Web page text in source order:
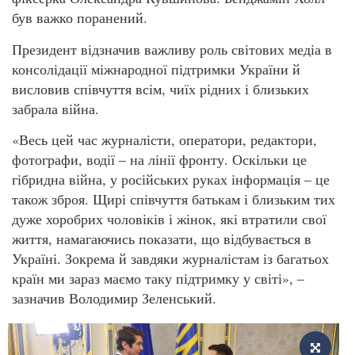
був важко поранений.
Президент відзначив важливу роль світових медіа в
консолідації міжнародної підтримки України й
висловив співчуття всім, чиїх рідних і близьких
забрала війна.
«Весь цей час журналісти, оператори, редактори,
фотографи, водії – на лінії фронту. Оскільки це
гібридна війна, у російських руках інформація – це
також зброя. Щирі співчуття батькам і близьким тих
дуже хоробрих чоловіків і жінок, які втратили свої
життя, намагаючись показати, що відбувається в
Україні. Зокрема й завдяки журналістам із багатьох
країн ми зараз маємо таку підтримку у світі», –
зазначив Володимир Зеленський.